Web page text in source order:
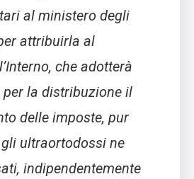
al ministero degli
attribuirla al
che adotterà
la distribuzione il
delle imposte, pur
ultraortodossi ne
indipendentemente